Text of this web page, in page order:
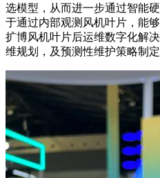
选模型，从而进一步通过智能
于通过内部观测风机叶片，能
扩博风机叶片后运维数字化解
维规划，及预测性维护策略制定